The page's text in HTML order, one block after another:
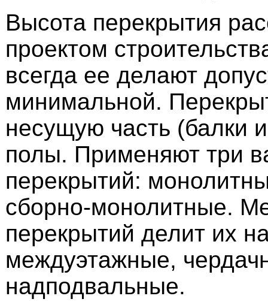
Высота перекрытия
проектом
всегда ее делают
минимальной.
несущую часть (балки
полы. Применяют три
перекрытий:
сборно-монолитные.
перекрытий делит их
междуэтажные,
надподвальные.